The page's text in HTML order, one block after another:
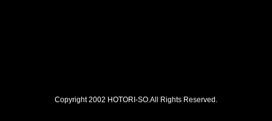
Copyright 2002 HOTORI-SO.All Rights Reserved.